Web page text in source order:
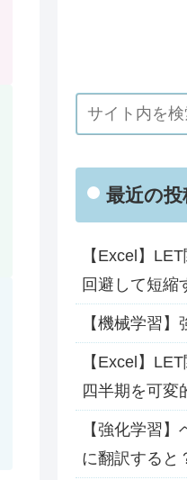
最近の投
【Excel】
回避して短縮
【機械学習
【Excel】
四半期を可変
【強化学習
に翻訳すると